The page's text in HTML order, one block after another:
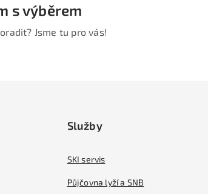
s výběrem
Jsme tu pro vás!
Služby
SKI servis
Půjčovna lyží a SNB